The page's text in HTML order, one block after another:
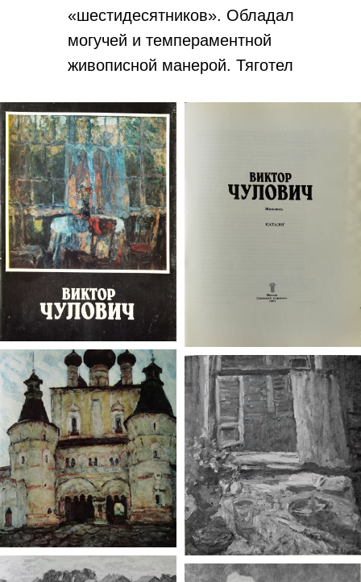
«шестидесятников». Обла­дал
могучей и темпераментной
живописной манерой. Тяготел
Картины В.Н.Чуловича
находятся в Тверской
картинной галерее,
художественных музеях Тулы,
Костромы, Пскова, Ростова,
Вологды, Калуги, Саратова, а
также в частных собраниях в
России и за рубежом (Англии,
Германии, Щвейцарии,
Италии, Испании, Японии).